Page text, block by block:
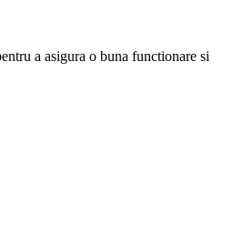
a asigura o buna functionare si